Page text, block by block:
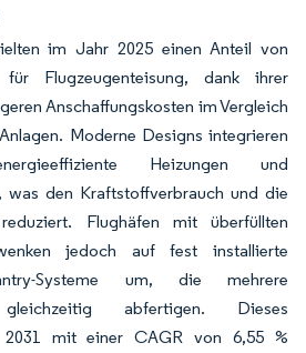
im Jahr 2025 einen Anteil von
Flugzeugenteisung, dank ihrer
Anschaffungskosten im Vergleich
Moderne Designs integrieren
Heizungen und
was den Kraftstoffverbrauch und die
reduziert. Flughäfen mit überfüllten
jedoch auf fest installierte
Systeme um, die mehrere
gleichzeitig abfertigen. Dieses
mit einer CAGR von 6,55 %